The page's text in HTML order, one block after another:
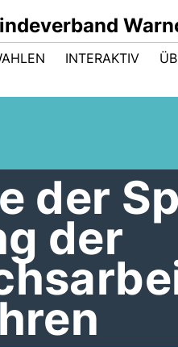
INTERAKTIV
der
der